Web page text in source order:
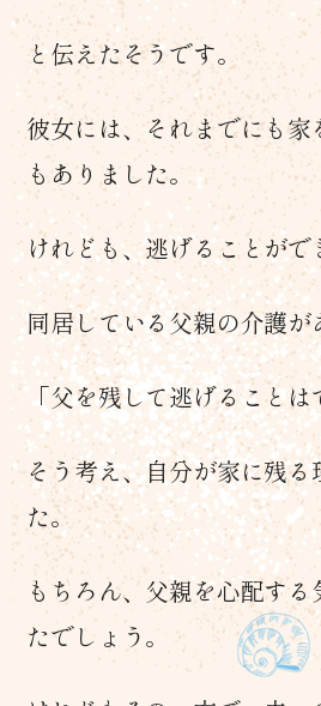
と伝えたそうです。
彼女には、それまでにも
もありました。
けれども、逃げることが
同居している父親の介護
「父を残して逃げること
そう考え、自分が家に残
た。
もちろん、父親を心配す
たでしょう。